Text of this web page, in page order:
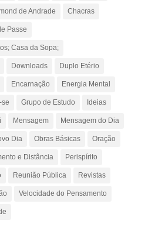
de Andrade Chacras
Passe
Casa da Sopa;
Downloads Duplo Etério
Encarnação Energia Mental
se Grupo de Estudo Ideias
Mensagem Mensagem do Dia
Dia Obras Básicas Oração
e Distância Perispírito
Reunião Pública Revistas
Velocidade do Pensamento